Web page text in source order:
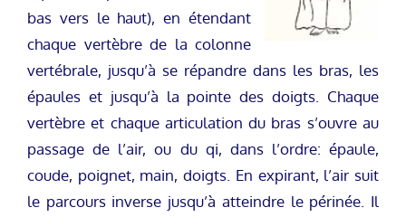
bas vers le haut), en étendant
chaque vertèbre de la colonne
vertébrale, jusqu’à se répandre dans les bras, les
épaules et jusqu’à la pointe des doigts. Chaque
vertèbre et chaque articulation du bras s’ouvre au
passage de l’air, ou du qi, dans l’ordre: épaule,
coude, poignet, main, doigts. En expirant, l’air suit
le parcours inverse jusqu’à atteindre le périnée. Il